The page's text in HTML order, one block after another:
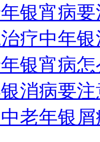
银宵病
疗中年
银宵病
消病要
老年银